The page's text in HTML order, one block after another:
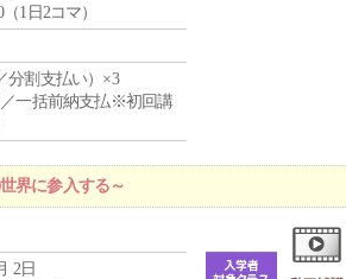
1日2コマ）
分割支払い）×3
／一括前納支払※初回講
界に参入する～
2日